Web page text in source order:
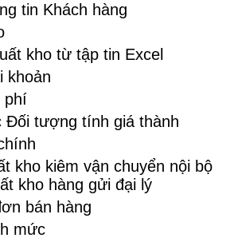
tin Khách hàng
kho từ tập tin Excel
khoản
phí
Đối tượng tính giá thành
kho kiêm vận chuyển nội bộ
kho hàng gửi đại lý
bán hàng
mức